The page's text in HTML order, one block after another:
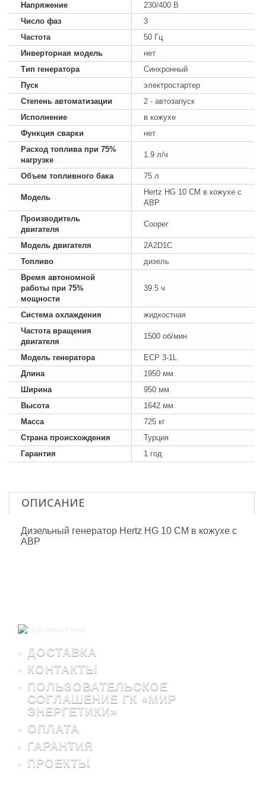
Напряжение
230/400 В
Число фаз
3
Частота
50 Гц
Инверторная модель
нет
Тип генератора
Синхронный
Пуск
электростартер
Степень автоматизации
2 - автозапуск
Исполнение
в кожухе
Функция сварки
нет
Расход топлива при 75%
нагрузке
1.9 л/ч
Объем топливного бака 75 л
Модель
Hertz HG 10 CM в кожухе с
АВР
Производитель
двигателя
Cooper
Модель двигателя
2A2D1C
Топливо
дизель
Время автономной
работы при 75%
мощности
39.5 ч
Система охлаждения
жидкостная
Частота вращения
двигателя
1500 об/мин
Модель генератора
ECP 3-1L
Длина
1950 мм
Ширина
950 мм
Высота
1642 мм
Масса
725 кг
Страна происхождения
Турция
Гарантия
1 год
ОПИСАНИЕ
Дизельный генератор Hertz HG 10 CM в кожухе с
АВР
ДОСТАВКА
КОНТАКТЫ
ПОЛЬЗОВАТЕЛЬСКОЕ
СОГЛАШЕНИЕ ГК «МИР
ЭНЕРГЕТИКИ»
ОПЛАТА
ГАРАНТИЯ
ПРОЕКТЫ